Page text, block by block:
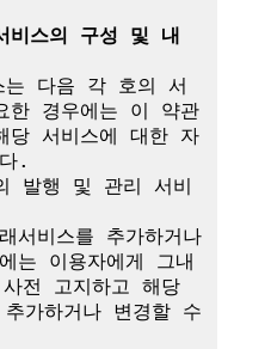
비스의 구성 및 내
는 다음 각 호의 서
한 경우에는 이 약관
당 서비스에 대한 자
.
발행 및 관리 서비
서비스를 추가하거나
는 이용자에게 그내
전 고지하고 해당
추가하거나 변경할 수